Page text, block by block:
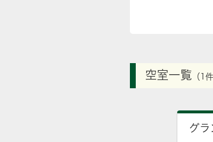
空室一覧 （1件
グラ